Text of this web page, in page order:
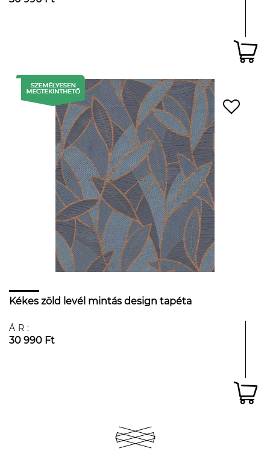
Kékes zöld levél mintás design tapéta
ÁR:
30 990 Ft